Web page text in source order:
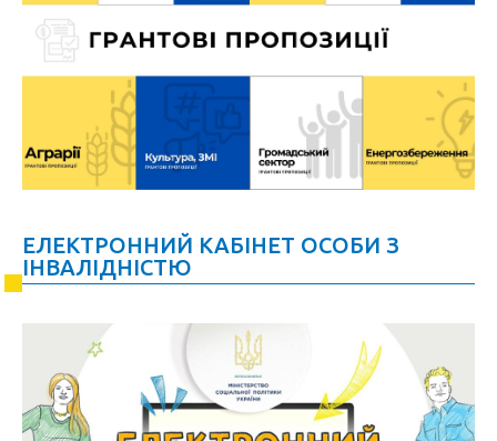
ЕЛЕКТРОННИЙ КАБІНЕТ ОСОБИ З
ІНВАЛІДНІСТЮ